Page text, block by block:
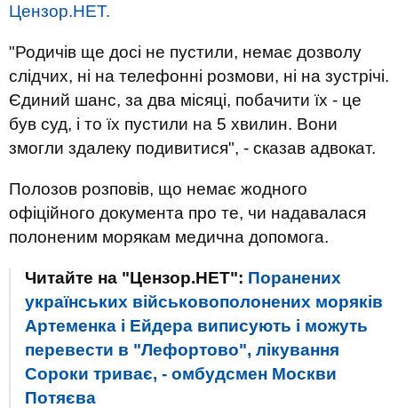
Цензор.НЕТ.
"Родичів ще досі не пустили, немає дозволу
слідчих, ні на телефонні розмови, ні на зустрічі.
Єдиний шанс, за два місяці, побачити їх - це
був суд, і то їх пустили на 5 хвилин. Вони
змогли здалеку подивитися", - сказав адвокат.
Полозов розповів, що немає жодного
офіційного документа про те, чи надавалася
полоненим морякам медична допомога.
Читайте на "Цензор.НЕТ": Поранених
українських військовополонених моряків
Артеменка і Ейдера виписують і можуть
перевести в "Лефортово", лікування
Сороки триває, - омбудсмен Москви
Потяєва